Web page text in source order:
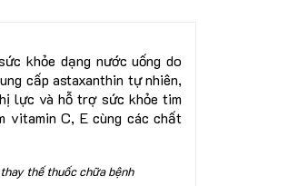
khỏe dạng nước uống do
cấp astaxanthin tự nhiên,
lực và hỗ trợ sức khỏe tim
vitamin C, E cùng các chất
thế thuốc chữa bệnh